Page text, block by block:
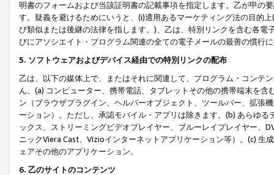
明書のフォームおよび当該証明書の記載事項を指定します。乙が甲の
す。疑義を避けるためにいうと、(i)適用あるマーケティング法の目的
び類似または後継の法律を指します。)、乙は、特別リンクを含む各
びにアソシエイト・プログラム関連の全ての電子メールの最善の慣行
5. ソフトウェアおよびデバイス経由での特別リンクの配布
乙は、以下の媒体上で、またはそれに関連して、プログラム・コンテ
ん。(a) コンピューター、携帯電話、タブレットその他の携帯端末を
ン（ブラウザプラグイン、ヘルパーオブジェクト、ツールバー、拡張
ーション）。ただし、承認モバイル・アプリは除きます。(b) あらゆ
ックス、ストリーミングビデオプレイヤー、ブルーレイプレイヤー、
ニックViera Cast、Vizioインターネットアプリケーション等）。(c)
ェアその他のアプリケーション。
6. 乙のサイトのコンテンツ